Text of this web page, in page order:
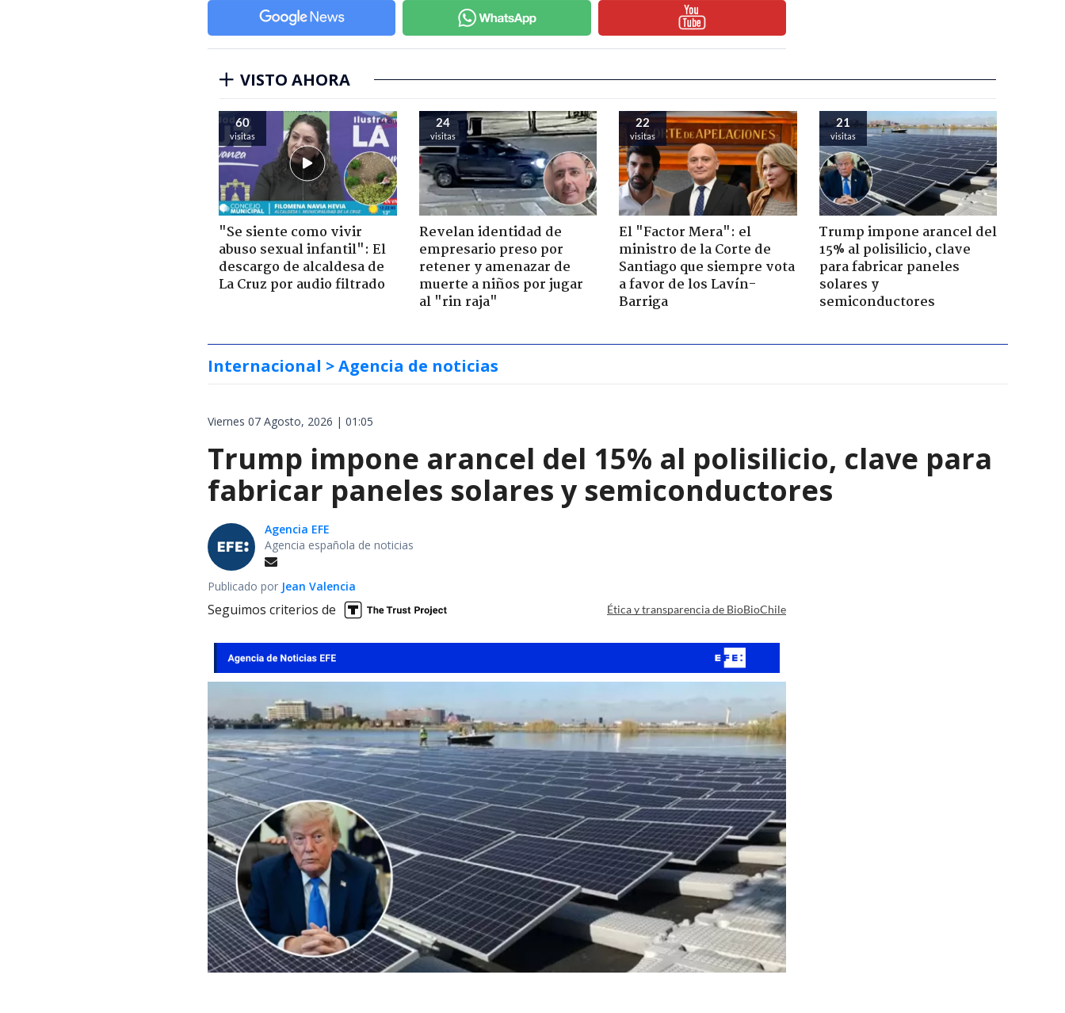
VISTO AHORA
60
visitas
"Se siente como vivir
abuso sexual infantil": El
descargo de alcaldesa de
La Cruz por audio filtrado
24
visitas
Revelan identidad de
empresario preso por
retener y amenazar de
muerte a niños por jugar
al "rin raja"
22
visitas
El "Factor Mera": el
ministro de la Corte de
Santiago que siempre vota
a favor de los Lavín-
Barriga
21
visitas
Trump impone arancel del
15% al polisilicio, clave
para fabricar paneles
solares y
semiconductores
Internacional > Agencia de noticias
Viernes 07 Agosto, 2026 | 01:05
Trump impone arancel del 15% al polisilicio, clave para
fabricar paneles solares y semiconductores
Agencia EFE
Agencia española de noticias
Publicado por Jean Valencia
Seguimos criterios de Ética y transparencia de BioBioChile